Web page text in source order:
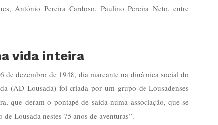
António Pereira Cardoso, Paulino Pereira Neto, entre
vida inteira
de dezembro de 1948, dia marcante na dinâmica social do
(AD Lousada) foi criada por um grupo de Lousadenses
que deram o pontapé de saída numa associação, que se
Lousada nestes 75 anos de aventuras”.